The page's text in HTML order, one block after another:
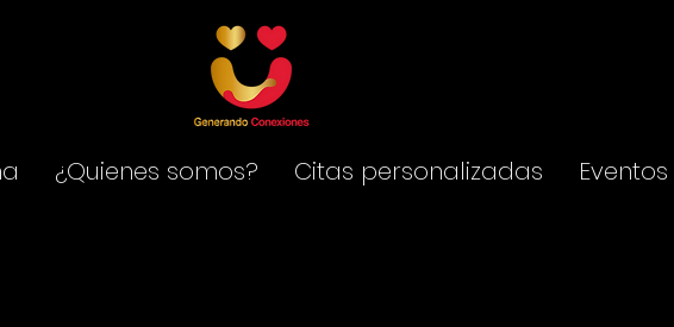
¿Quienes somos? Citas personalizadas Eventos